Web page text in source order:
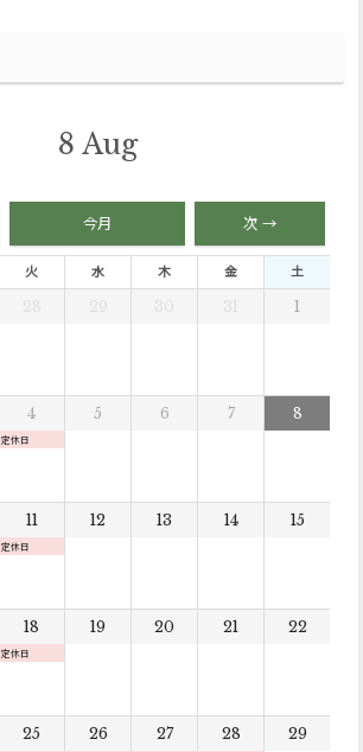
8 Aug
今月 次 →
火 水 木 金 土
1
4
定休日
5 6 7 8
11
定休日
12 13 14 15
18
定休日
19 20 21 22
25 26 27 28 29